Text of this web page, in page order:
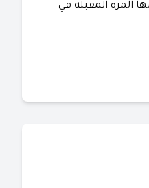
المرة المقبلة في